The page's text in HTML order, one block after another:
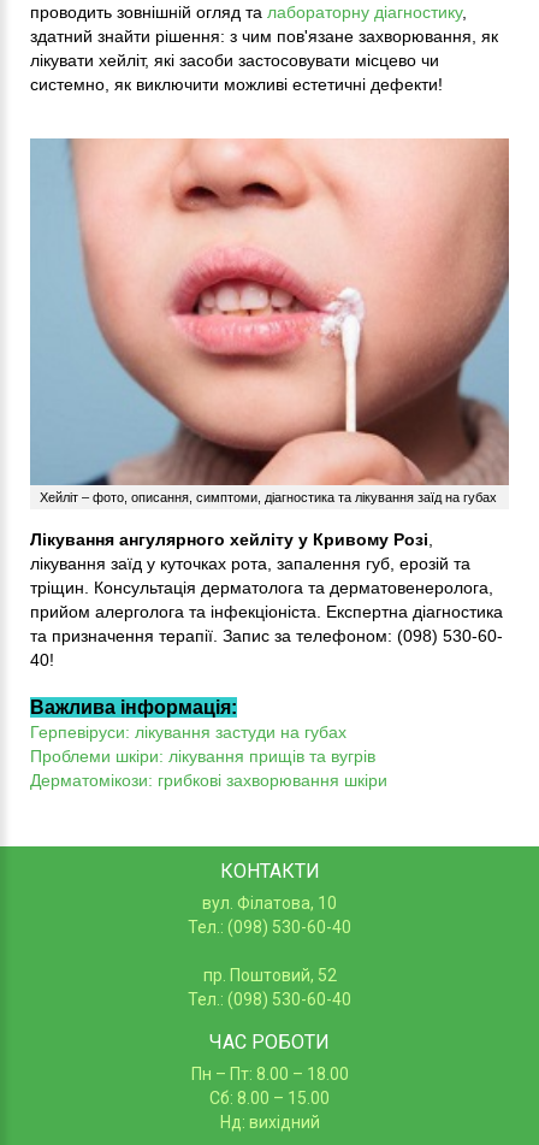
проводить зовнішній огляд та лабораторну діагностику,
здатний знайти рішення: з чим пов'язане захворювання, як
лікувати хейліт, які засоби застосовувати місцево чи
системно, як виключити можливі естетичні дефекти!
Хейліт – фото, описання, симптоми, діагностика та лікування заїд на губах
Лікування ангулярного хейліту у Кривому Розі,
лікування заїд у куточках рота, запалення губ, ерозій та
тріщин. Консультація дерматолога та дерматовенеролога,
прийом алерголога та інфекціоніста. Експертна діагностика
та призначення терапії. Запис за телефоном: (098) 530-60-
40!
Важлива інформація:
Герпевіруси: лікування застуди на губах
Проблеми шкіри: лікування прищів та вугрів
Дерматомікози: грибкові захворювання шкіри
КОНТАКТИ
вул. Філатова, 10
Тел.: (098) 530-60-40
пр. Поштовий, 52
Тел.: (098) 530-60-40
ЧАС РОБОТИ
Пн – Пт: 8.00 – 18.00
Сб: 8.00 – 15.00
Нд: вихідний